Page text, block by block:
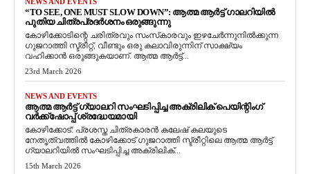
“TO SEE, ONE MUST SLOW DOWN”: ആത്മ ആർട്ട് ഗാലറിയിൽ
പുതിയ ചിത്രപ്രദർശനം ഒരുങ്ങുന്നു
കോഴിക്കോടിന്റെ ചരിത്രവും സംസ്‌കാരവും ഇഴചേർന്നുനിൽക്കുന്ന
ഗുജറാത്തി സ്ട്രീറ്റ്, വീണ്ടും ഒരു കലാവിരുന്നിന് സാക്ഷ്യം
വഹിക്കാൻ ഒരുങ്ങുകയാണ്. ആത്മ ആർട്ട്...
23rd March 2026
NEWS AND EVENTS
ആത്മ ആർട്ട് ഗ്യാലറി സംഘടിപ്പിച്ച അക്രിലിക് പെയിന്റിംഗ്
വർക്ക്‌ഷോപ്പ് ശ്രദ്ധേയമായി
കോഴിക്കോട്: പ്രശസ്ത ചിത്രകാരൻ കലേഷ് കലയുടെ
നേതൃത്വത്തിൽ കോഴിക്കോട് ഗുജറാത്തി സ്ട്രീറ്റിലെ ആത്മ ആർട്ട്
ഗ്യാലറിയിൽ സംഘടിപ്പിച്ച അക്രിലിക്...
15th March 2026